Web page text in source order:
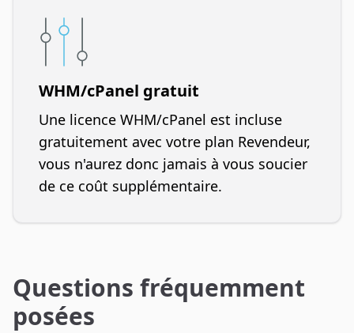
WHM/cPanel gratuit
Une licence WHM/cPanel est incluse
gratuitement avec votre plan Revendeur,
vous n'aurez donc jamais à vous soucier
de ce coût supplémentaire.
Questions fréquemment
posées